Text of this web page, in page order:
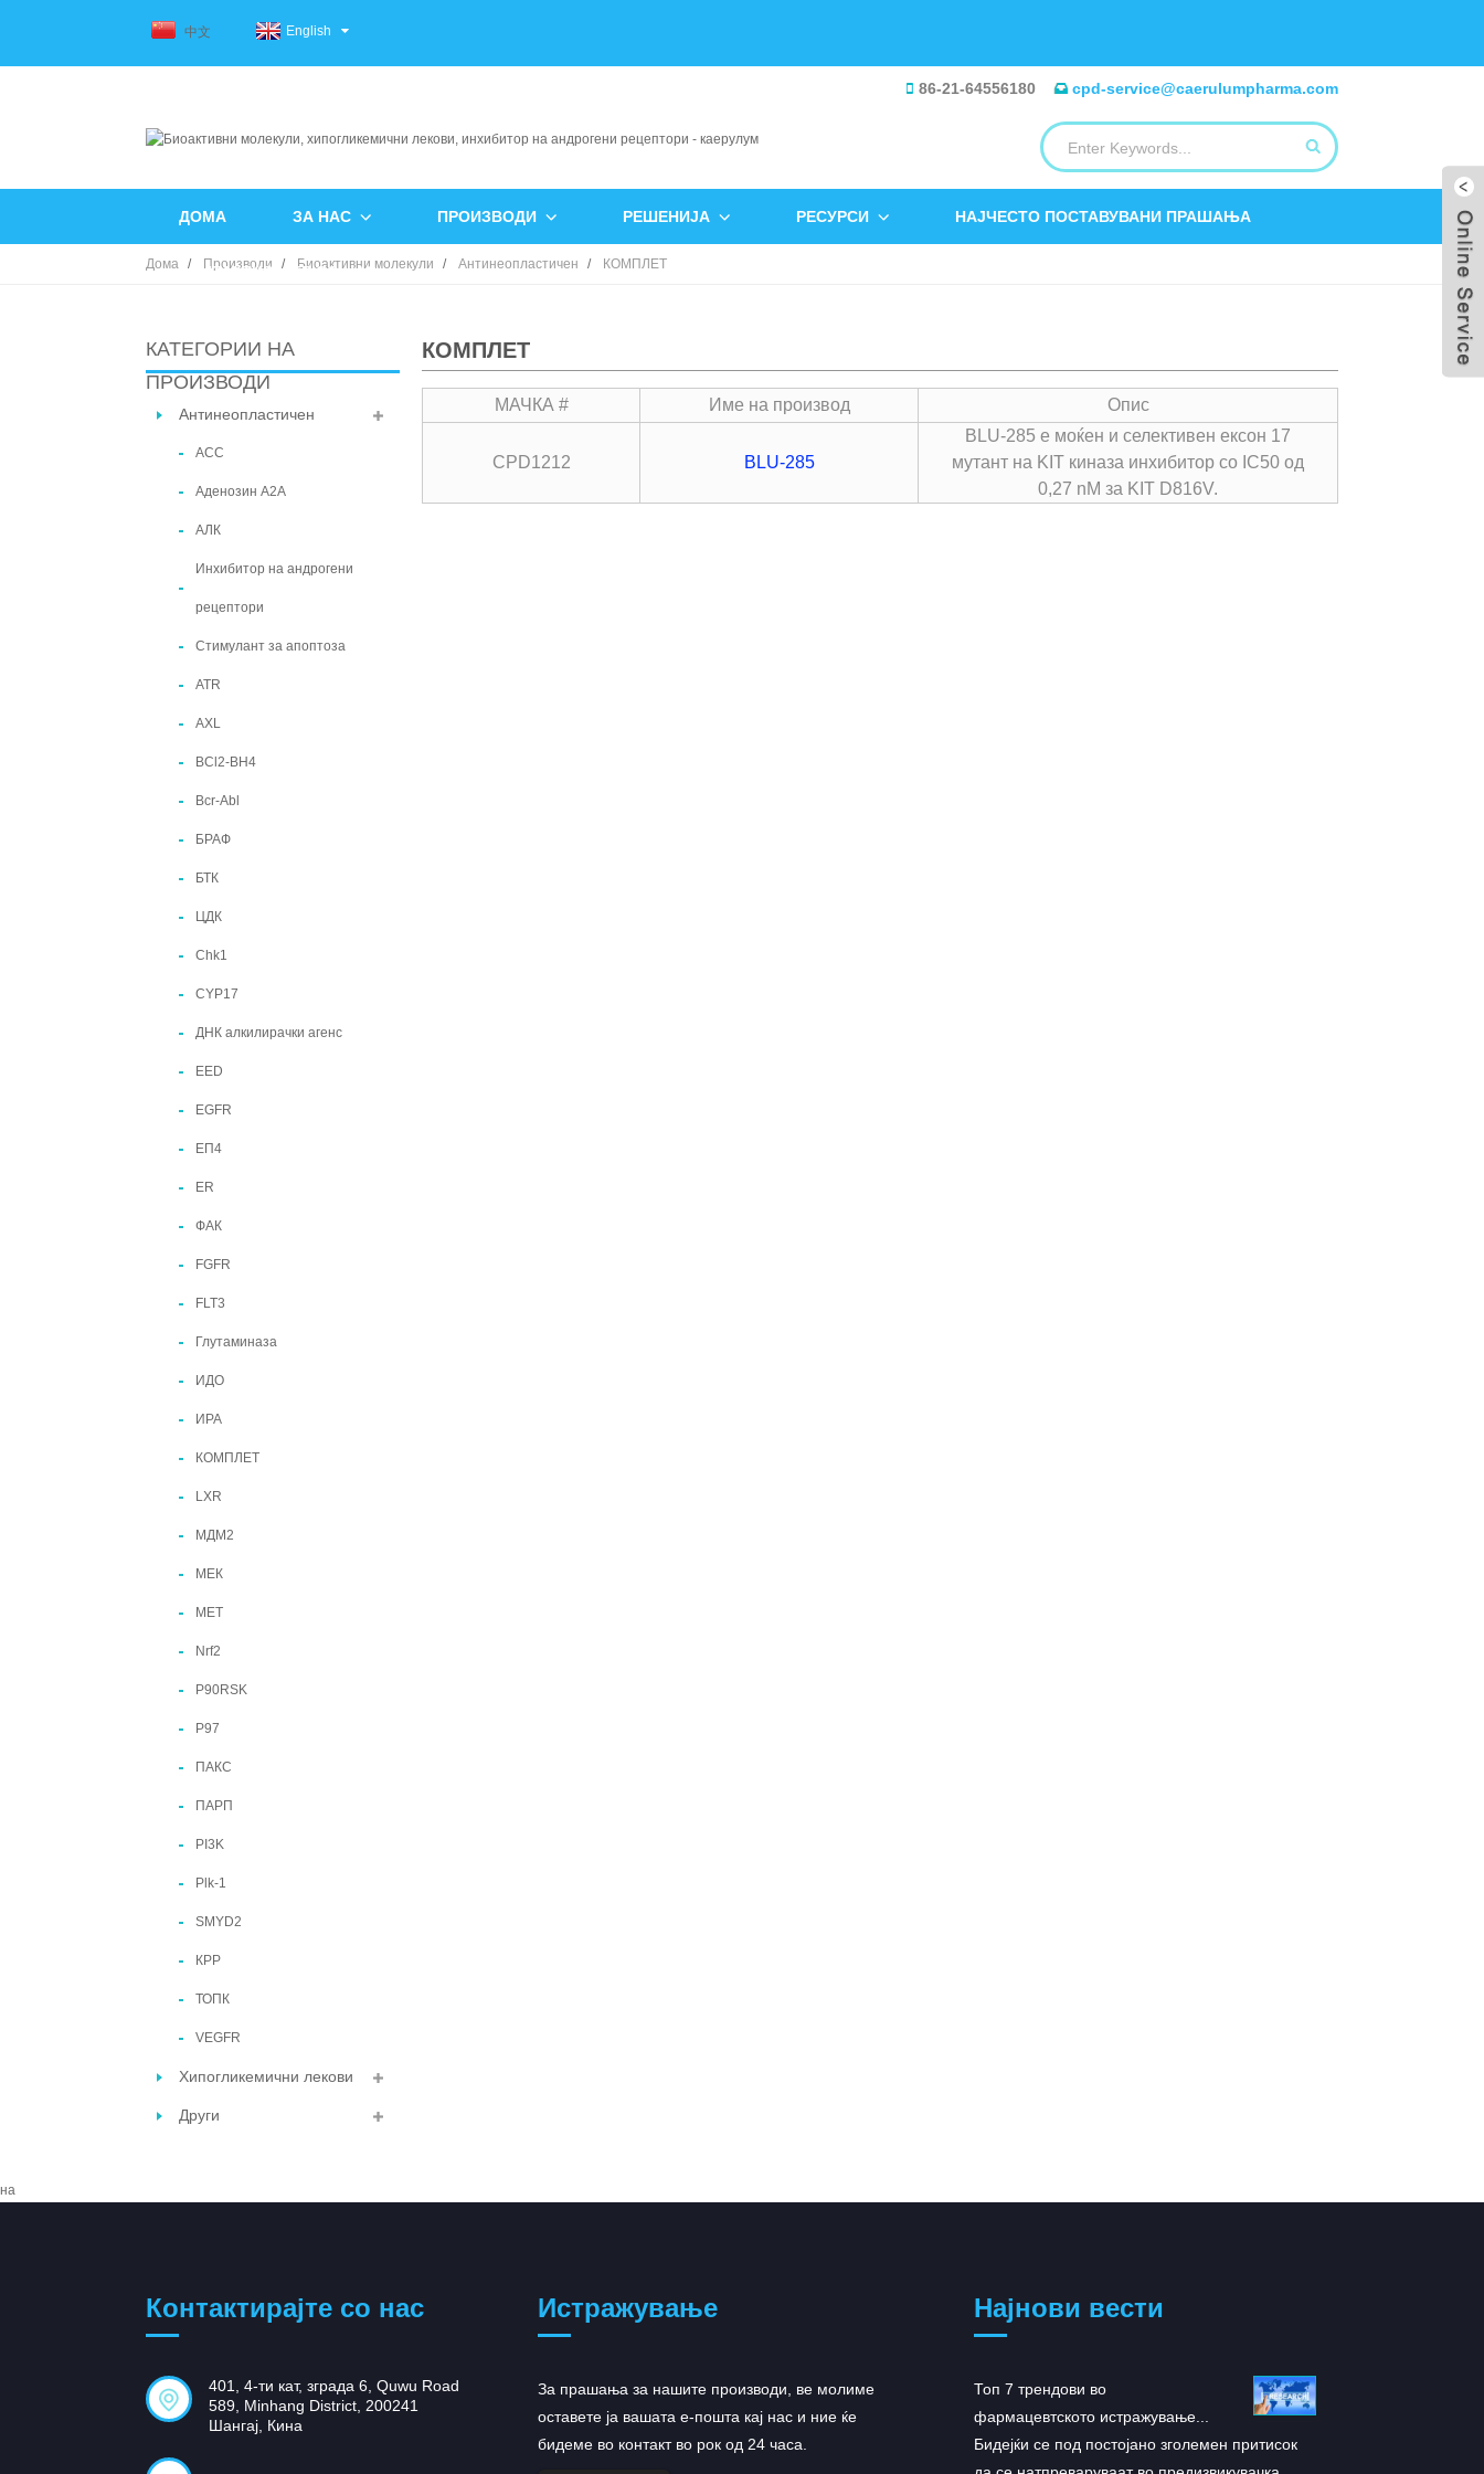
中文 English
86-21-64556180 cpd-service@caerulumpharma.com
ДОМА ЗА НАС ПРОИЗВОДИ РЕШЕНИЈА РЕСУРСИ НАЈЧЕСТО ПОСТАВУВАНИ ПРАШАЊА
КОНТАКТИРАЈТЕ СО НАС
Дома Производи Биоактивни молекули Антинеопластичен КОМПЛЕТ
КАТЕГОРИИ НА
ПРОИЗВОДИ
Антинеопластичен
ACC
Аденозин А2А
АЛК
Инхибитор на андрогени
рецептори
Стимулант за апоптоза
ATR
AXL
BCl2-BH4
Bcr-Abl
БРАФ
БТК
ЦДК
Chk1
CYP17
ДНК алкилирачки агенс
EED
EGFR
ЕП4
ER
ФАК
FGFR
FLT3
Глутаминаза
ИДО
ИРА
КОМПЛЕТ
LXR
МДМ2
МЕК
МЕТ
Nrf2
P90RSK
P97
ПАКС
ПАРП
PI3K
Plk-1
SMYD2
КРР
ТОПК
VEGFR
Хипогликемични лекови
Други
КОМПЛЕТ
МАЧКА # Име на производ Опис
CPD1212 BLU-285
BLU-285 е моќен и селективен ексон 17
мутант на KIT киназа инхибитор со IC50 од
0,27 nM за KIT D816V.
на
Контактирајте со нас
401, 4-ти кат, зграда 6, Quwu Road
589, Minhang District, 200241
Шангај, Кина
Истражување
За прашања за нашите производи, ве молиме
оставете ја вашата е-пошта кај нас и ние ќе
бидеме во контакт во рок од 24 часа.
Најнови вести
AstraZeneca добива регулаторно
засилување за...
AstraZeneca доби двојно засилување за
Топ 7 трендови во
фармацевтското истражување...
Бидејќи се под постојано зголемен притисок